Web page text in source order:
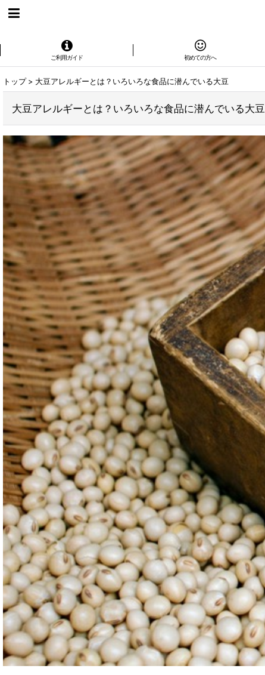
ご利用ガイド 初めての方へ
トップ > 大豆アレルギーとは？いろいろな食品に潜んでいる大豆
大豆アレルギーとは？いろいろな食品に潜んでいる大豆